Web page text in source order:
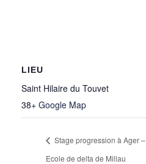
LIEU
Saint Hilaire du Touvet
38+ Google Map
Stage progression à Ager –
Ecole de delta de Millau